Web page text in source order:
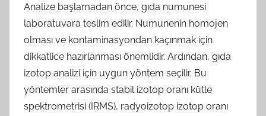
Analize başlamadan önce, gıda numunesi
laboratuvara teslim edilir. Numunenin homojen
olması ve kontaminasyondan kaçınmak için
dikkatlice hazırlanması önemlidir. Ardından, gıda
izotop analizi için uygun yöntem seçilir. Bu
yöntemler arasında stabil izotop oranı kütle
spektrometrisi (IRMS), radyoizotop izotop oranı